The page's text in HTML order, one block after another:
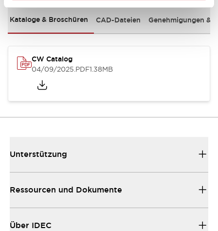
Kataloge & Broschüren CAD-Dateien Genehmigungen &
CW Catalog
04/09/2025.PDF1.38MB
Unterstützung
Ressourcen und Dokumente
Über IDEC